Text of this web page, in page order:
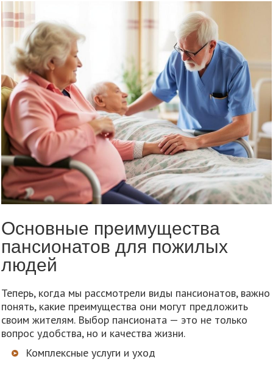
Основные преимущества
пансионатов для пожилых
людей
Теперь, когда мы рассмотрели виды пансионатов, важно
понять, какие преимущества они могут предложить
своим жителям. Выбор пансионата — это не только
вопрос удобства, но и качества жизни.
Комплексные услуги и уход